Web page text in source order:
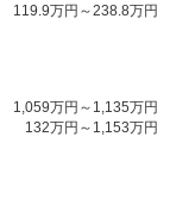
119.9万円～238.8万円
1,059万円～1,135万円
132万円～1,153万円